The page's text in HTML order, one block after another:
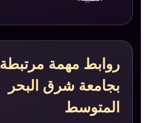
روابط مهمة مرتبطة
بجامعة شرق البحر
المتوسط